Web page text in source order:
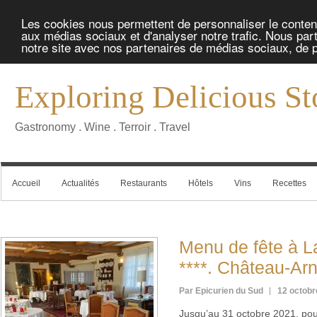
Les cookies nous permettent de personnaliser le
aux médias sociaux et d'analyser notre trafic. Nous
notre site avec nos partenaires de médias sociaux, de
Exploring Delicious
Gastronomy . Wine . Terroir . Travel
Accueil Actualités Restaurants Hôtels Vins Recettes
Menu de fête à
****. Château-
Par Epicurien du Sud 12
Jusqu’au 31 octobre 2021,